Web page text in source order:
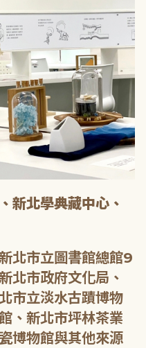
新北學典藏中心、
北市立圖書館總館9
北市政府文化局、
市立淡水古蹟博物
、新北市坪林茶業
博物館與其他來源